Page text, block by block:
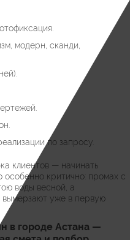
модерн, сканди,
по запросу.
клиентов — начинать
особенно критично: промах с
воды весной, а
вымерзают уже в первую
в городе Астана —